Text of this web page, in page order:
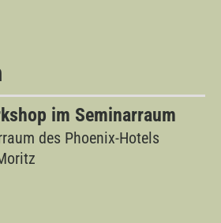
im Seminarraum
des Phoenix-Hotels